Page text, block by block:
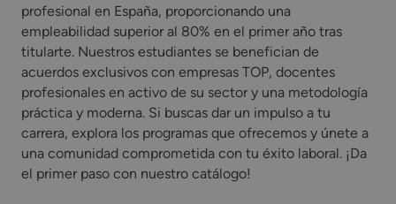
profesional en España, proporcionando una
empleabilidad superior al 80% en el primer año tras
titularte. Nuestros estudiantes se benefician de
acuerdos exclusivos con empresas TOP, docentes
profesionales en activo de su sector y una metodología
práctica y moderna. Si buscas dar un impulso a tu
carrera, explora los programas que ofrecemos y únete a
una comunidad comprometida con tu éxito laboral. ¡Da
el primer paso con nuestro catálogo!